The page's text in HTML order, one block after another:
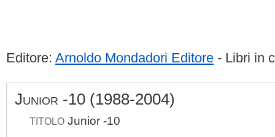
Editore: Arnoldo Mondadori Editore - Libri in
Junior -10 (1988-2004)
TITOLO Junior -10